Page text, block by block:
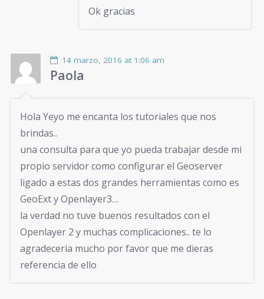
Ok gracias
14 marzo, 2016 at 1:06 am
Paola
Hola Yeyo me encanta los tutoriales que nos
brindas..
una consulta para que yo pueda trabajar desde mi
propio servidor como configurar el Geoserver
ligado a estas dos grandes herramientas como es
GeoExt y Openlayer3…
la verdad no tuve buenos resultados con el
Openlayer 2 y muchas complicaciones.. te lo
agradeceria mucho por favor que me dieras
referencia de ello